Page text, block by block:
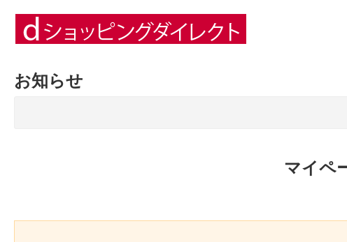
お知らせ
マイペ